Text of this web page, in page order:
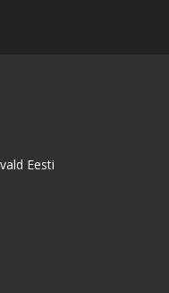
Eesti